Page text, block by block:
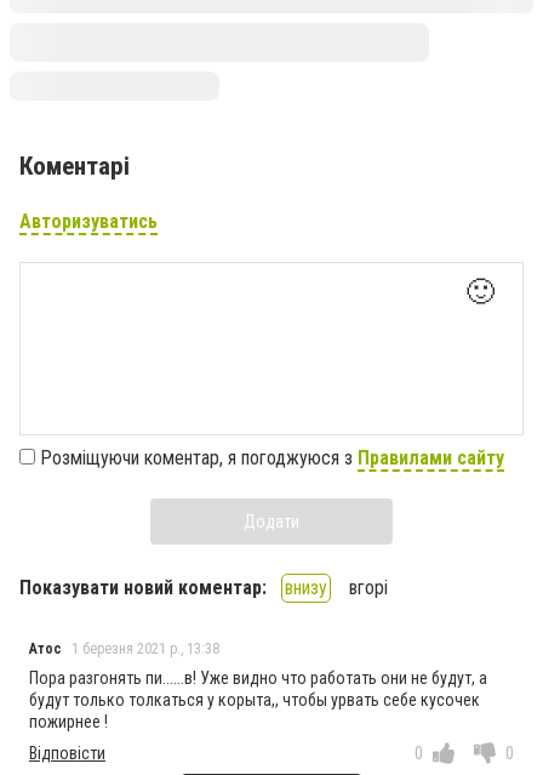
Коментарі
Авторизуватись
🙂
Розміщуючи коментар, я погоджуюся з Правилами сайту
Додати
Показувати новий коментар: внизу вгорі
Атос 1 березня 2021 р., 13:38
Пора разгонять пи......в! Уже видно что работать они не будут, а
будут только толкаться у корыта,, чтобы урвать себе кусочек
пожирнее !
Відповісти
0 0